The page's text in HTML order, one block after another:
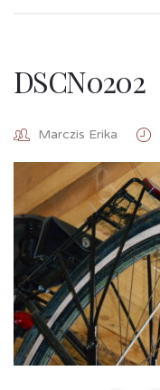
DSCN0202
Marczis Erika